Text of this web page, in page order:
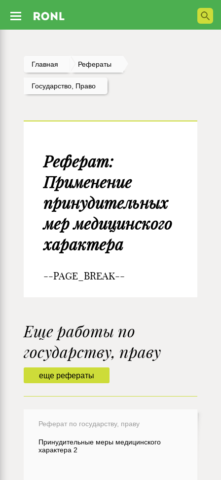
Главная Рефераты
Государство, Право
Реферат:
Применение
принудительных
мер медицинского
характера
--PAGE_BREAK--
еще рефераты
Еще работы по
государству, праву
Реферат по государству, праву
Принудительные меры медицинского
характера 2